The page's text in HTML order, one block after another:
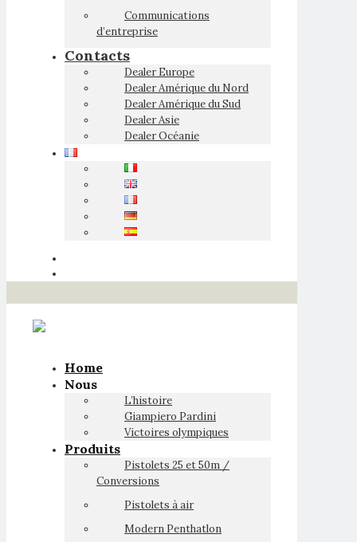
Communications
d’entreprise
Contacts
Dealer Europe
Dealer Amérique du Nord
Dealer Amérique du Sud
Dealer Asie
Dealer Océanie
Home
Nous
L’histoire
Giampiero Pardini
Victoires olympiques
Produits
Pistolets 25 et 50m /
Conversions
Pistolets à air
Modern Penthatlon